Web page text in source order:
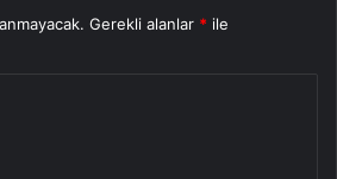
Gerekli alanlar * ile